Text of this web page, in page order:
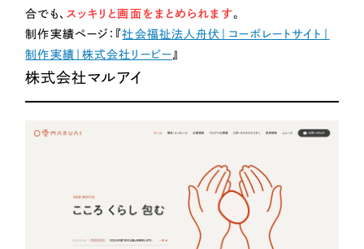
合でも、 スッキリと画面をまとめられます。
制作実績ページ：『社会福祉法人舟伏｜コーポレートサイト｜
制作実績｜株式会社リーピー 』
株式会社マルアイ